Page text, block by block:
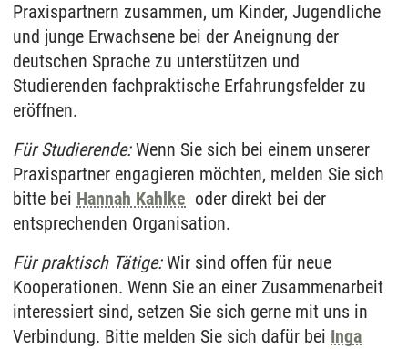
Praxispartnern zusammen, um Kinder, Jugendliche
und junge Erwachsene bei der Aneignung der
deutschen Sprache zu unterstützen und
Studierenden fachpraktische Erfahrungsfelder zu
eröffnen.
Für Studierende:Wenn Sie sich bei einem unserer
Praxispartner engagieren möchten, melden Sie sich
bitte bei Hannah Kahlke oder direkt bei der
entsprechenden Organisation.
Für praktisch Tätige:Wir sind offen für neue
Kooperationen. Wenn Sie an einer Zusammenarbeit
interessiert sind, setzen Sie sich gerne mit uns in
Verbindung. Bitte melden Sie sich dafür bei Inga